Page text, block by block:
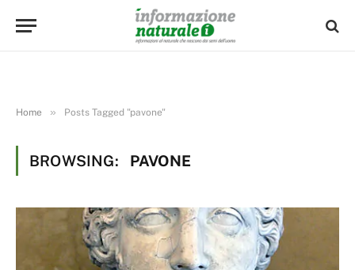
Home » Posts Tagged "pavone"
BROWSING: PAVONE